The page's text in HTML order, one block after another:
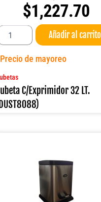
$1,227.70
C/Exprimidor
Añadir al carrito
de mayoreo
C/Exprimidor 32 LT.